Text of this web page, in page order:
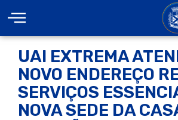
UAI EXTREMA
NOVO ENDEREÇO
SERVIÇOS
NOVA SEDE DA